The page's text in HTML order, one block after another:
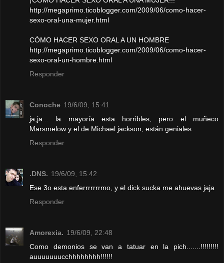
http://megaprimo.ticoblogger.com/2009/06/como-hacer-
sexo-oral-una-mujer.html
CÓMO HACER SEXO ORAL A UN HOMBRE
http://megaprimo.ticoblogger.com/2009/06/como-hacer-
sexo-oral-un-hombre.html
Responder
Conoche 19/6/09, 15:41
ja,ja... la mayoría esta horribles, pero el muñeco
Marsmelow y el de Michael jackson, están geniales
Responder
.DNS. 19/6/09, 15:42
Ese 3o esta enferrrrrrrmo, y el dick sucka me ahuevas jaja
Responder
Amorexia. 19/6/09, 22:48
Como demonios se van a tatuar en la pich.......!!!!!!!!!
auuuuuuucchhhhhhhh!!!!!!